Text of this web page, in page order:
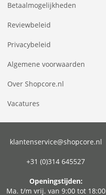
Betaalmogelijkheden
Reviewbeleid
Privacybeleid
Algemene voorwaarden
Over Shopcore.nl
Vacatures
klantenservice@shopcore.nl
+31 (0)314 645527
Openingstijden:
Ma. t/m vrij. van 9:00 tot 18:00